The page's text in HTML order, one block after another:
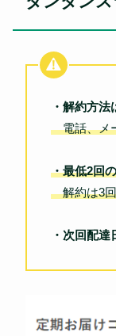
・解約方法
電話、メ
・最低2回
解約は3回
・次回配